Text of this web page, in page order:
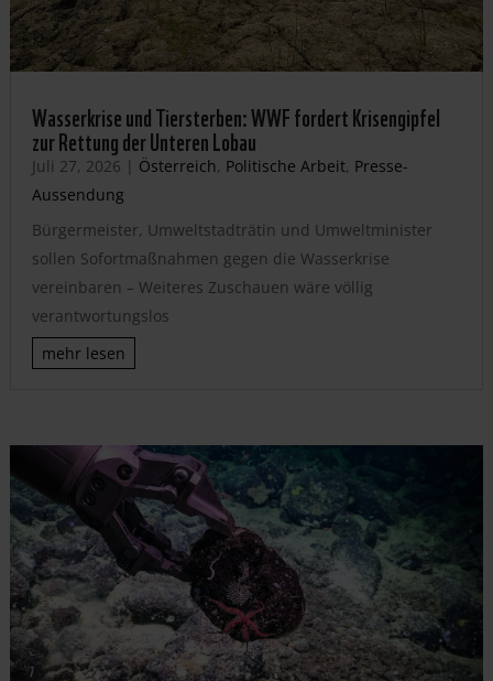
Wasserkrise und Tiersterben: WWF fordert Krisengipfel
zur Rettung der Unteren Lobau
Juli 27, 2026 | Österreich, Politische Arbeit, Presse-
Aussendung
Bürgermeister, Umweltstadträtin und Umweltminister
sollen Sofortmaßnahmen gegen die Wasserkrise
vereinbaren – Weiteres Zuschauen wäre völlig
verantwortungslos
mehr lesen